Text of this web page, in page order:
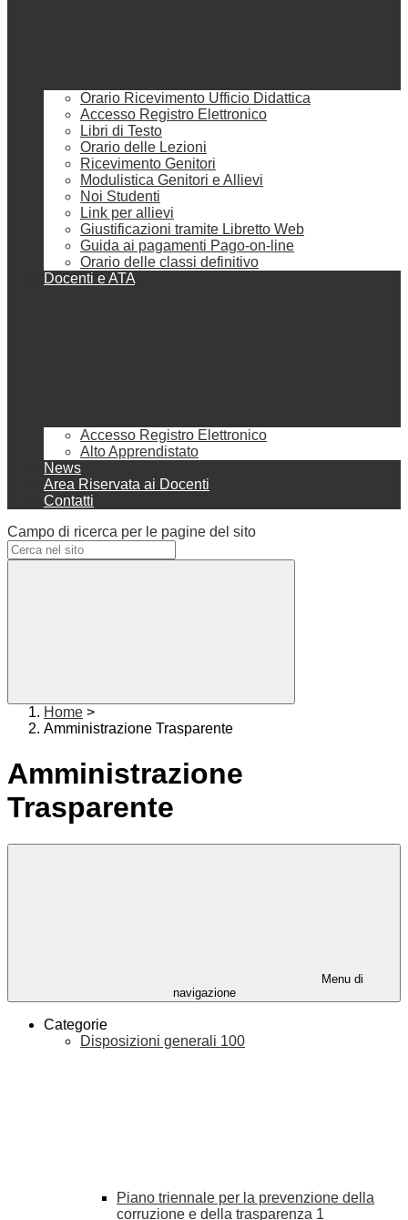
Orario Ricevimento Ufficio Didattica
Accesso Registro Elettronico
Libri di Testo
Orario delle Lezioni
Ricevimento Genitori
Modulistica Genitori e Allievi
Noi Studenti
Link per allievi
Giustificazioni tramite Libretto Web
Guida ai pagamenti Pago-on-line
Orario delle classi definitivo
Docenti e ATA
Accesso Registro Elettronico
Alto Apprendistato
News
Area Riservata ai Docenti
Contatti
Campo di ricerca per le pagine del sito
Home >
Amministrazione Trasparente
Amministrazione
Trasparente
Menu di
navigazione
Categorie
Disposizioni generali 100
Piano triennale per la prevenzione della
corruzione e della trasparenza 1